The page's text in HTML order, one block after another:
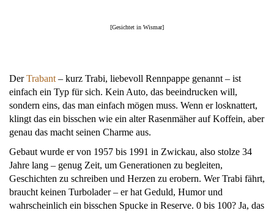
[Gesichtet in Wismar]
DerTrabant – kurz Trabi, liebevoll Rennpappe genannt – ist
einfach ein Typ für sich. Kein Auto, das beeindrucken will,
sondern eins, das man einfach mögen muss. Wenn er losknattert,
klingt das ein bisschen wie ein alter Rasenmäher auf Koffein, aber
genau das macht seinen Charme aus.
Gebaut wurde er von 1957 bis 1991 in Zwickau, also stolze 34
Jahre lang – genug Zeit, um Generationen zu begleiten,
Geschichten zu schreiben und Herzen zu erobern. Wer Trabi fährt,
braucht keinen Turbolader – er hat Geduld, Humor und
wahrscheinlich ein bisschen Spucke in Reserve. 0 bis 100? Ja, das